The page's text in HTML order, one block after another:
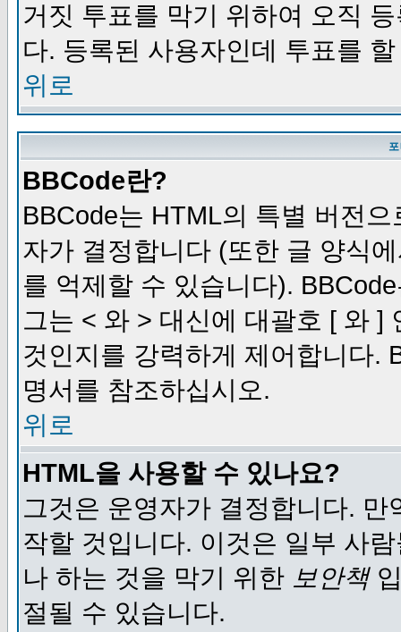
거짓 투표를 막기 위하여 오직
다. 등록된 사용자인데 투표를
위로
BBCode란?
BBCode는 HTML의 특별 버전
자가 결정합니다 (또한 글 양식
를 억제할 수 있습니다).
그는 < 와 > 대신에 대괄호 [ 와 ]
것인지를 강력하게 제어합니다.
명서를 참조하십시오.
위로
HTML을 사용할 수 있나요?
그것은 운영자가 결정합니다.
작할 것입니다. 이것은 일부 사
나 하는 것을 막기 위한 보안책
절될 수 있습니다.